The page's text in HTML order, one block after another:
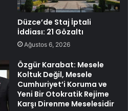
Düzce’de Staj İptali
İddiası: 21 Gözaltı
Ağustos 6, 2026
Özgür Karabat: Mesele
Koltuk Değil, Mesele
Cumhuriyet’i Koruma ve
Yeni Bir Otokratik Rejime
Karşı Direnme Meselesidir